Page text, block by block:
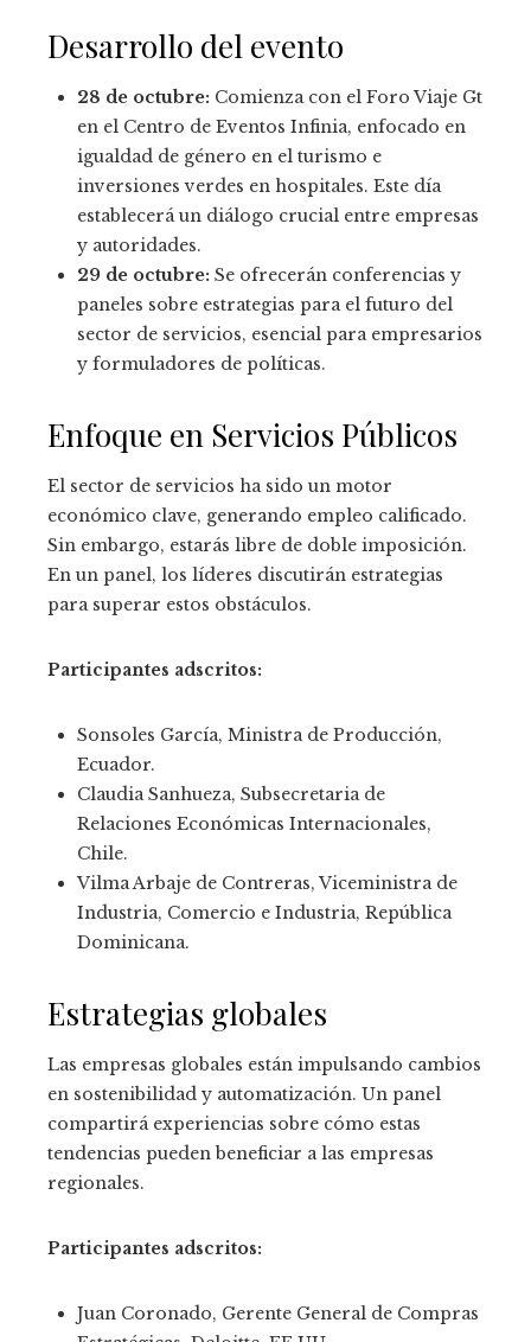
Desarrollo del evento
28 de octubre: Comienza con el Foro Viaje Gt
en el Centro de Eventos Infinia, enfocado en
igualdad de género en el turismo e
inversiones verdes en hospitales. Este día
establecerá un diálogo crucial entre empresas
y autoridades.
29 de octubre: Se ofrecerán conferencias y
paneles sobre estrategias para el futuro del
sector de servicios, esencial para empresarios
y formuladores de políticas.
Enfoque en Servicios Públicos
El sector de servicios ha sido un motor
económico clave, generando empleo calificado.
Sin embargo, estarás libre de doble imposición.
En un panel, los líderes discutirán estrategias
para superar estos obstáculos.
Participantes adscritos:
Sonsoles García, Ministra de Producción,
Ecuador.
Claudia Sanhueza, Subsecretaria de
Relaciones Económicas Internacionales,
Chile.
Vilma Arbaje de Contreras, Viceministra de
Industria, Comercio e Industria, República
Dominicana.
Estrategias globales
Las empresas globales están impulsando cambios
en sostenibilidad y automatización. Un panel
compartirá experiencias sobre cómo estas
tendencias pueden beneficiar a las empresas
regionales.
Participantes adscritos:
Juan Coronado, Gerente General de Compras